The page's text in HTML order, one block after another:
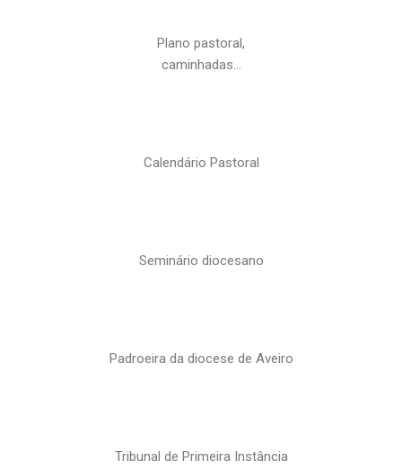
Plano pastoral,
caminhadas…
Calendário Pastoral
Seminário diocesano
Padroeira da diocese de Aveiro
Tribunal de Primeira Instância